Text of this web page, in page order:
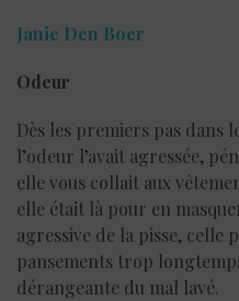
Janie Den Boer
Odeur
Dès les premiers pas dans
l’odeur l’avait agressée,
elle vous collait aux
elle était là pour en
agressive de la pisse, celle
pansements trop
dérangeante du mal lavé.